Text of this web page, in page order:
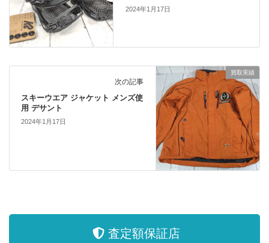
2024年1月17日
買取実績
次の記事
スキーウエア ジャケット メンズ使
用 デサント
2024年1月17日
査定額保証店